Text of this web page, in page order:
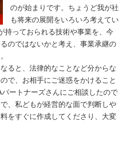
のが始まりです。ちょうど我が社
も将来の展開をいろいろ考えてい
持っておられる技術や事業を、今
のではないかと考え、事業承継の
ると、法律的なことなど分からな
で、お相手にご迷惑をかけること
ートナーズさんにご相談したので
、私どもが経営的な面で判断しや
をすぐに作成してくださり、大変